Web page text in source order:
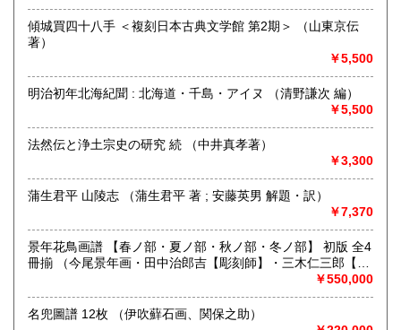
頭に無い場合がございます)。
Akao Shobundo Bookshop at Kyoto city, Japan
https://shobundo.shop-pro.jp/
京都線河原町駅
定休日：日曜日
メール、お電話など、お気軽にお問い合わせください。
本棚全体やだいたいの量、主な本など、スマホ等での画像が
ございましたらメールで送って頂けますと非常にわかりやす
いです。
傾城買四十八手 ＜複刻日本古典文学館 第2期＞ （山東京伝
著）
￥5,500
明治初年北海紀聞 : 北海道・千島・アイヌ （清野謙次 編）
￥5,500
法然伝と浄土宗史の研究 続 （中井真孝著）
￥3,300
蒲生君平 山陵志 （蒲生君平 著 ; 安藤英男 解題・訳）
￥7,370
景年花鳥画譜 【春ノ部・夏ノ部・秋ノ部・冬ノ部】 初版 全4
冊揃 （今尾景年画・田中治郎吉【彫刻師】・三木仁三郎【摺
￥550,000
名兜圖譜 12枚 （伊吹蘚石画、関保之助）